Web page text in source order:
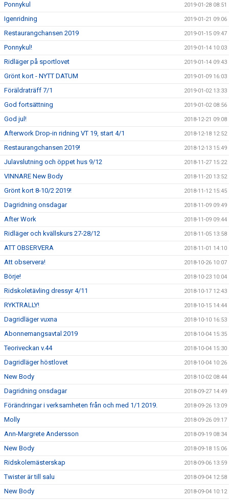
Ponnykul 2019-01-28 08:51
Igenridning 2019-01-21 09:06
Restaurangchansen 2019 2019-01-15 09:47
Ponnykul! 2019-01-14 10:03
Ridläger på sportlovet 2019-01-14 09:43
Grönt kort - NYTT DATUM 2019-01-09 16:03
Föräldraträff 7/1 2019-01-02 13:33
God fortsättning 2019-01-02 08:56
God jul! 2018-12-21 09:08
Afterwork Drop-in ridning VT 19, start 4/1 2018-12-18 12:52
Restaurangchansen 2019! 2018-12-13 15:49
Julavslutning och öppet hus 9/12 2018-11-27 15:22
VINNARE New Body 2018-11-20 13:52
Grönt kort 8-10/2 2019! 2018-11-12 15:45
Dagridning onsdagar 2018-11-09 09:49
After Work 2018-11-09 09:44
Ridläger och kvällskurs 27-28/12 2018-11-05 13:58
ATT OBSERVERA 2018-11-01 14:10
Att observera! 2018-10-26 10:07
Börje! 2018-10-23 10:04
Ridskoletävling dressyr 4/11 2018-10-17 12:43
RYKTRALLY! 2018-10-15 14:44
Dagridläger vuxna 2018-10-10 16:53
Abonnemangsavtal 2019 2018-10-04 15:35
Teoriveckan v.44 2018-10-04 15:30
Dagridläger höstlovet 2018-10-04 10:26
New Body 2018-10-02 08:44
Dagridning onsdagar 2018-09-27 14:49
Förändringar i verksamheten från och med 1/1 2019. 2018-09-26 13:09
Molly 2018-09-26 09:17
Ann-Margrete Andersson 2018-09-19 08:34
New Body 2018-09-18 15:06
Ridskolemästerskap 2018-09-06 13:59
Twister är till salu 2018-09-04 12:58
New Body 2018-09-04 10:12